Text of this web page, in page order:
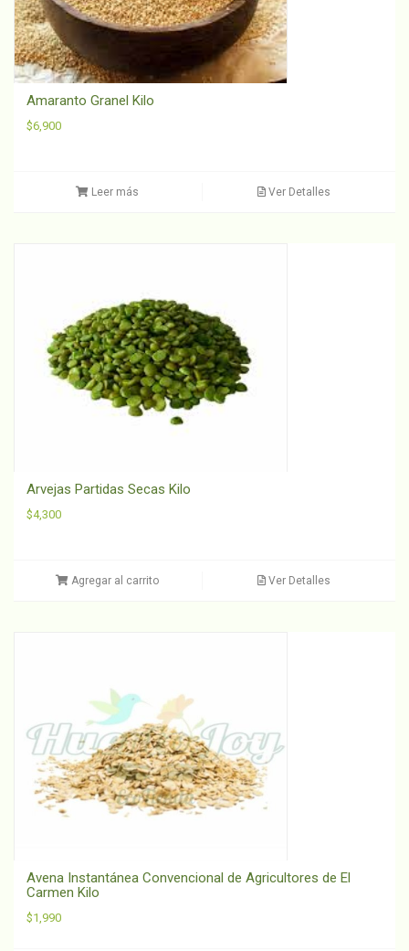
Amaranto Granel Kilo
$6,900
Leer más Ver Detalles
Arvejas Partidas Secas Kilo
$4,300
Agregar al carrito Ver Detalles
Avena Instantánea Convencional de Agricultores de El
Carmen Kilo
$1,990